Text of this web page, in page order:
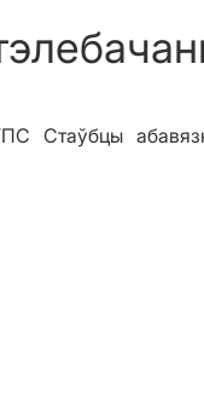
Стаўбцы